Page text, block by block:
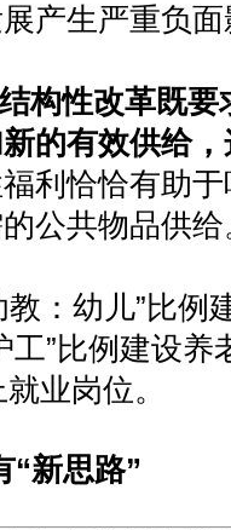
产生严重负
构性改革既
的有效供给
利恰恰有助
公共物品供给
教：幼儿”比例
工”比例建设养
业岗位。
“新思路”